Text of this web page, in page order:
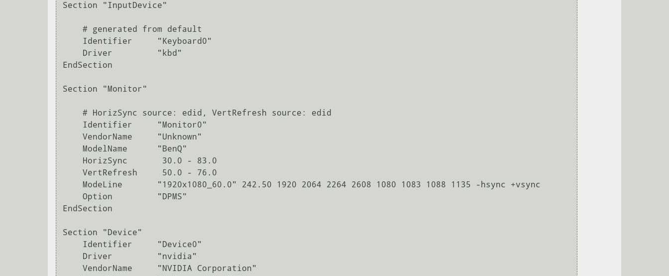
Section "InputDevice"
EndSection
Section "Monitor"
EndSection
Section "Device"